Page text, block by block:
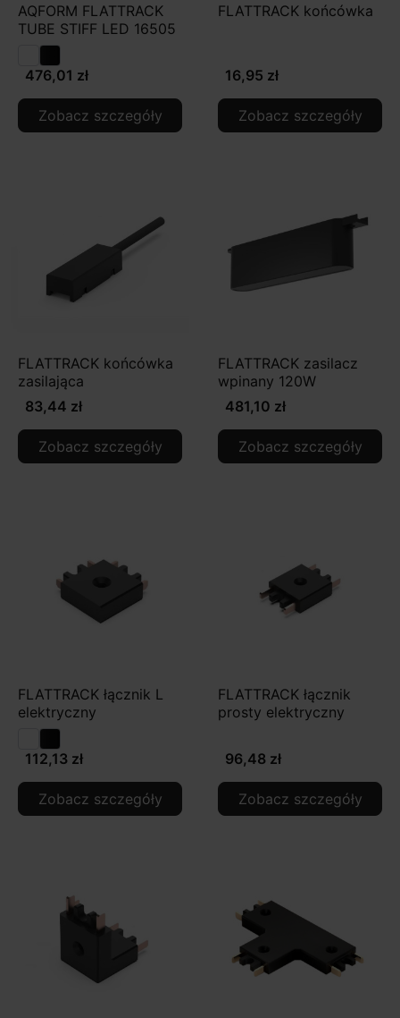
AQFORM FLATTRACK
TUBE STIFF LED 16505
476,01 zł
Zobacz szczegóły
FLATTRACK końcówka
16,95 zł
Zobacz szczegóły
FLATTRACK końcówka
zasilająca
83,44 zł
Zobacz szczegóły
FLATTRACK zasilacz
wpinany 120W
481,10 zł
Zobacz szczegóły
FLATTRACK łącznik L
elektryczny
112,13 zł
Zobacz szczegóły
FLATTRACK łącznik
prosty elektryczny
96,48 zł
Zobacz szczegóły